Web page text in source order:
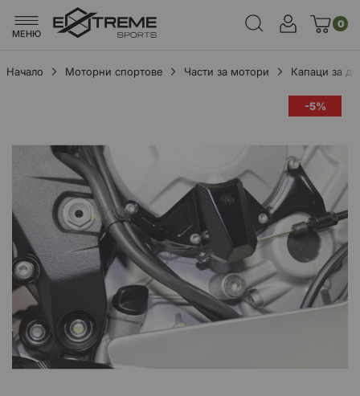
МЕНЮ
0
Начало Моторни спортове Части за мотори Капаци за
-5%
галерията
изображенията